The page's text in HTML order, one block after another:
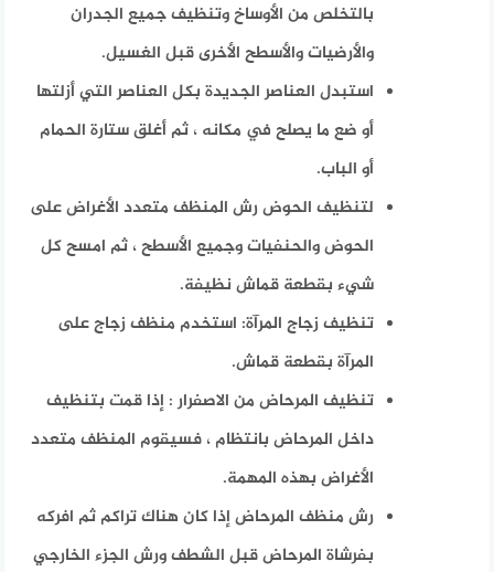
بالتخلص من الأوساخ وتنظيف جميع الجدران
والأرضيات والأسطح الأخرى قبل الغسيل.
استبدل العناصر الجديدة بكل العناصر التي أزلتها
أو ضع ما يصلح في مكانه ، ثم أغلق ستارة الحمام
أو الباب.
لتنظيف الحوض رش المنظف متعدد الأغراض على
الحوض والحنفيات وجميع الأسطح ، ثم امسح كل
شيء بقطعة قماش نظيفة.
تنظيف زجاج المرآة: استخدم منظف زجاج على
المرآة بقطعة قماش.
تنظيف المرحاض من الاصفرار : إذا قمت بتنظيف
داخل المرحاض بانتظام ، فسيقوم المنظف متعدد
الأغراض بهذه المهمة.
رش منظف المرحاض إذا كان هناك تراكم ثم افركه
بفرشاة المرحاض قبل الشطف ورش الجزء الخارجي